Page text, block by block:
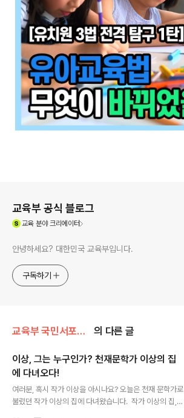
교육부 공식 블로그
교육분야 크리에이터
안녕하세요? 대한민국 교육부입니다.
구독하기
교육부 국민서포터즈 의 다른 글
이상, 그는 누구인가? 천재문학가 이상의 집
에 다녀오다!
여러분, 혹시 작가 이상을 아시나요? 오늘은 천재 문학가로
불렸던 작가 이상의 집에 다녀왔습니다. ​ 작가 이상의 집,